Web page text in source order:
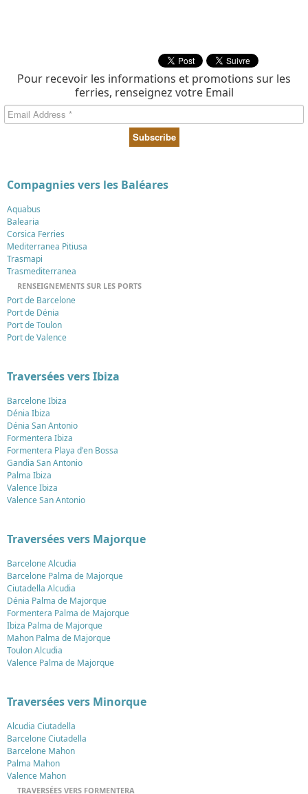
Pour recevoir les informations et promotions sur les
ferries, renseignez votre Email
Compagnies vers les Baléares
Aquabus
Balearia
Corsica Ferries
Mediterranea Pitiusa
Trasmapi
Trasmediterranea
RENSEIGNEMENTS SUR LES PORTS
Port de Barcelone
Port de Dénia
Port de Toulon
Port de Valence
Traversées vers Ibiza
Barcelone Ibiza
Dénia Ibiza
Dénia San Antonio
Formentera Ibiza
Formentera Playa d'en Bossa
Gandia San Antonio
Palma Ibiza
Valence Ibiza
Valence San Antonio
Traversées vers Majorque
Barcelone Alcudia
Barcelone Palma de Majorque
Ciutadella Alcudia
Dénia Palma de Majorque
Formentera Palma de Majorque
Ibiza Palma de Majorque
Mahon Palma de Majorque
Toulon Alcudia
Valence Palma de Majorque
Traversées vers Minorque
Alcudia Ciutadella
Barcelone Ciutadella
Barcelone Mahon
Palma Mahon
Valence Mahon
TRAVERSÉES VERS FORMENTERA